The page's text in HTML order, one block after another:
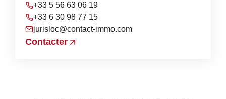
+33 5 56 63 06 19
+33 6 30 98 77 15
jurisloc@contact-immo.com
Contacter